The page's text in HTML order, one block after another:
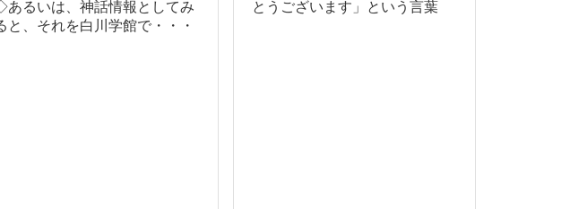
るいは、神話情報としてみ
と、それを白川学館で・・・
とうございます」という言葉